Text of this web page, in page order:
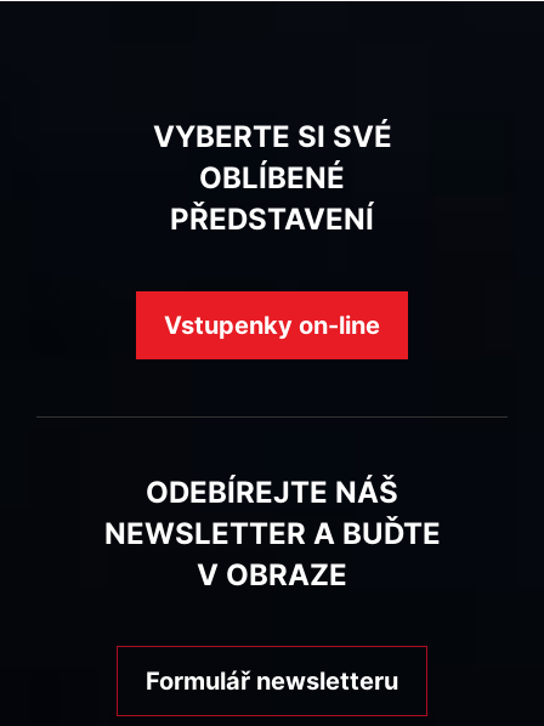
VYBERTE SI SVÉ
OBLÍBENÉ
PŘEDSTAVENÍ
Vstupenky on-line
ODEBÍREJTE NÁŠ
NEWSLETTER A BUĎTE
V OBRAZE
Formulář newsletteru